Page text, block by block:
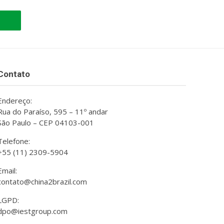
do Paraíso, 595 – 11º andar
Paulo – CEP 04103-001
(11) 2309-5904